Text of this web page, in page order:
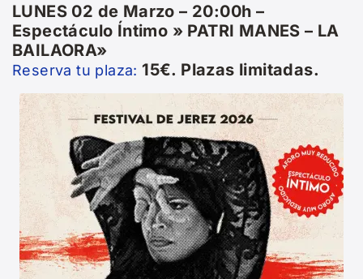
LUNES 02 de Marzo – 20:00h –
Espectáculo Íntimo » PATRI MANES – LA
BAILAORA»
Reserva tu plaza: 15€. Plazas limitadas.